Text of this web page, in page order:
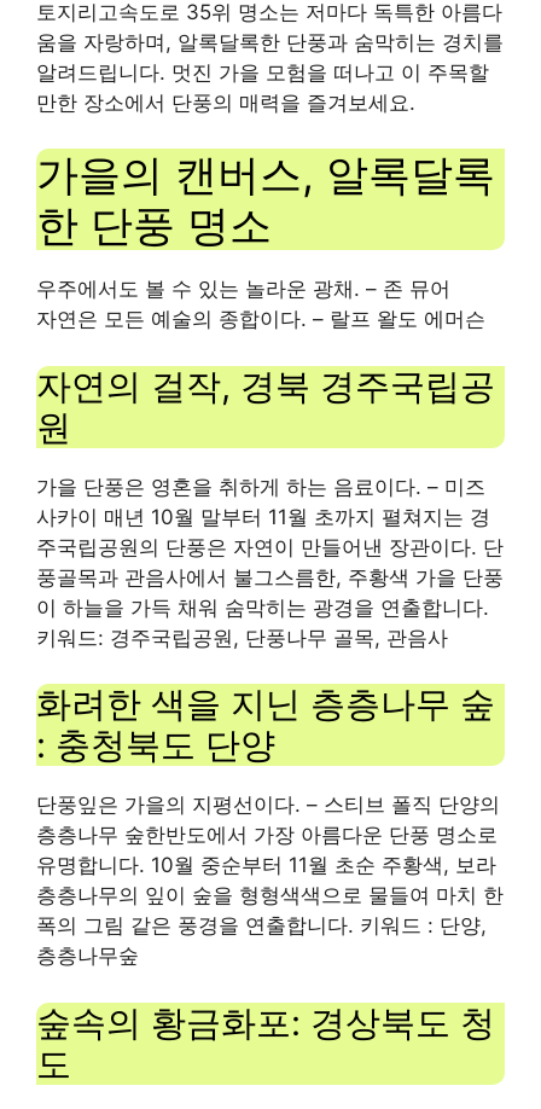
토지리고속도로 35위 명소는 저마다 독특한 아름다
움을 자랑하며, 알록달록한 단풍과 숨막히는 경치를
알려드립니다. 멋진 가을 모험을 떠나고 이 주목할
만한 장소에서 단풍의 매력을 즐겨보세요.
가을의 캔버스, 알록달록
한 단풍 명소
우주에서도 볼 수 있는 놀라운 광채. – 존 뮤어
자연은 모든 예술의 종합이다. – 랄프 왈도 에머슨
자연의 걸작, 경북 경주국립공
원
가을 단풍은 영혼을 취하게 하는 음료이다. – 미즈
사카이 매년 10월 말부터 11월 초까지 펼쳐지는 경
주국립공원의 단풍은 자연이 만들어낸 장관이다. 단
풍골목과 관음사에서 불그스름한, 주황색 가을 단풍
이 하늘을 가득 채워 숨막히는 광경을 연출합니다.
키워드: 경주국립공원, 단풍나무 골목, 관음사
화려한 색을 지닌 층층나무 숲
: 충청북도 단양
단풍잎은 가을의 지평선이다. – 스티브 폴직 단양의
층층나무 숲한반도에서 가장 아름다운 단풍 명소로
유명합니다. 10월 중순부터 11월 초순 주황색, 보라
층층나무의 잎이 숲을 형형색색으로 물들여 마치 한
폭의 그림 같은 풍경을 연출합니다. 키워드 : 단양,
층층나무숲
숲속의 황금화포: 경상북도 청
도